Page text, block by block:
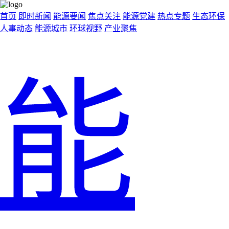
首页 即时新闻 能源要闻 焦点关注 能源党建 热点专题 生态环保
人事动态 能源城市 环球视野 产业聚焦
能